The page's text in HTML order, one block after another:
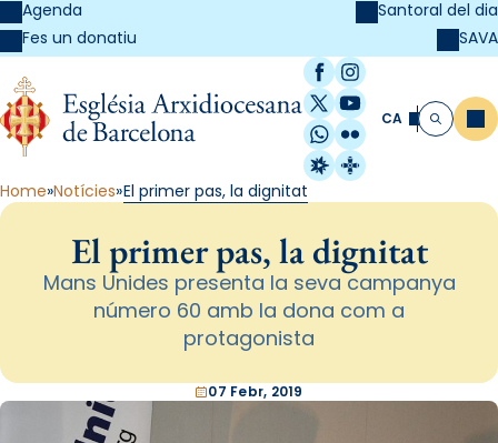
Agenda
Fes un donatiu
Santoral del dia
SAVA
Facebook
Instagram
X / Twitter
YouTube
WhatsApp
Flickr
Radio Estel
Catalunya
CA Cerca
Home Notícies El primer pas, la dignitat
El primer pas, la dignitat
Mans Unides presenta la seva campanya
número 60 amb la dona com a
protagonista
07 Febr, 2019